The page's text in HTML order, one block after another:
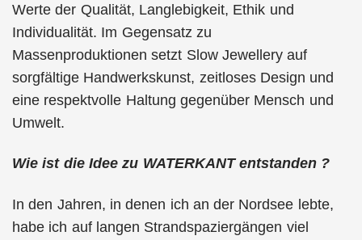
Werte der Qualität, Langlebigkeit, Ethik und
Individualität. Im Gegensatz zu
Massenproduktionen setzt Slow Jewellery auf
sorgfältige Handwerkskunst, zeitloses Design und
eine respektvolle Haltung gegenüber Mensch und
Umwelt.
Wie ist die Idee zu WATERKANT entstanden ?
In den Jahren, in denen ich an der Nordsee lebte,
habe ich auf langen Strandspaziergängen viel